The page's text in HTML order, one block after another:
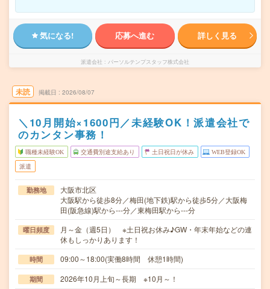
気になる! 応募へ進む 詳しく見る
派遣会社 パーソルテンプスタッフ株式会社
未読 掲載日 2026/08/07
＼10月開始×1600円／未経験OK！派遣会社で
のカンタン事務！
職種未経験OK 交通費別途支給あり 土日祝日が休み WEB登録OK
派遣
勤務地
大阪市北区
大阪駅から徒歩8分／梅田(地下鉄)駅から徒歩5分／大阪梅
田(阪急線)駅から---分／東梅田駅から---分
曜日頻度
月～金（週5日） ※土日祝お休み♪GW・年末年始などの連
休もしっかりあります！
時間 09:00～18:00(実働8時間 休憩1時間)
期間 2026年10月上旬～長期 ※10月～！